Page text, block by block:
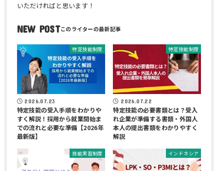
いただければと思います！
NEW POST
特定技能制度
2026.07.23
特定技能の受入手順をわかりや
すく解説！採用から就業開始ま
での流れと必要な準備【2026年
最新版】
特定技能制度
2026.07.22
特定技能の必要書類とは？受入
れ企業が準備する書類・外国人
本人の提出書類をわかりやすく
解説
技能実習制度 インドネシア